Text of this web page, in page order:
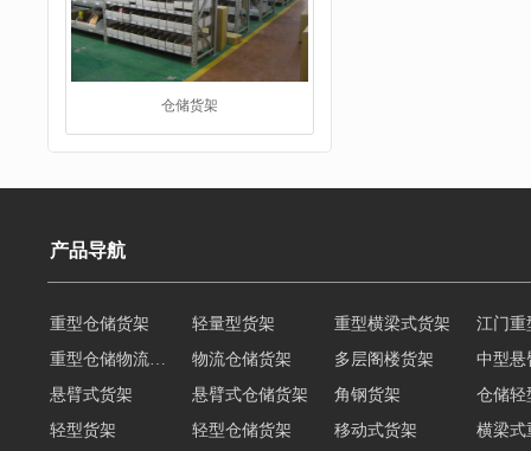
仓储货架
阁楼货架
产品导航
重型仓储货架 轻量型货架 重型横梁式货架
江门重
物流仓储货架 多层阁楼货架
中型悬
悬臂式货架
悬臂式仓储货架 角钢货架
仓储轻
轻型货架
轻型仓储货架 移动式货架 横梁式